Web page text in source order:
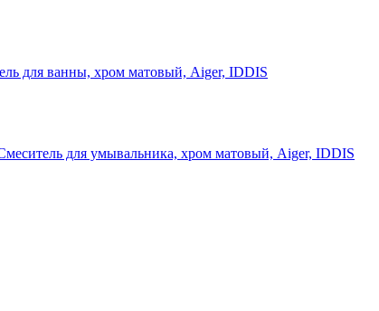
для ванны, хром матовый, Aiger, IDDIS
для умывальника, хром матовый, Aiger, IDDIS